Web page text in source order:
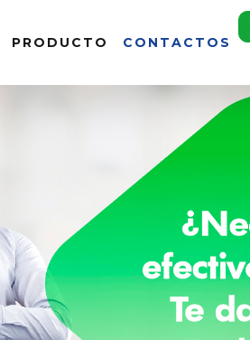
PRODUCTO CONTACTOS